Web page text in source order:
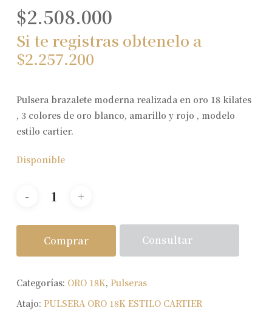
$2.508.000
Si te registras obtenelo a
$2.257.200
Pulsera brazalete moderna realizada en oro 18 kilates
, 3 colores de oro blanco, amarillo y rojo , modelo
estilo cartier.
Disponible
Comprar Consultar
Categorías: ORO 18K, Pulseras
Atajo: PULSERA ORO 18K ESTILO CARTIER